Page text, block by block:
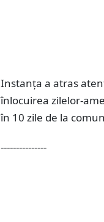
Instanța a atras
înlocuirea zilelor-
în 10 zile de la
---------------